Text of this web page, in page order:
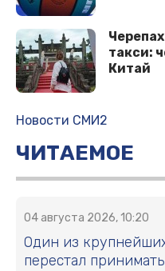
такси:
Китай
Новости СМИ2
ЧИТАЕМОЕ
04 августа 2026, 10:20
Один из
перестал